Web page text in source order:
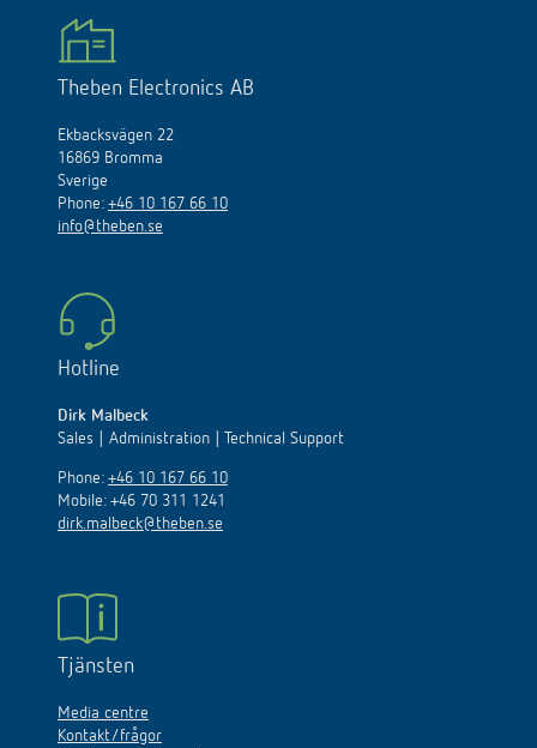
Theben Electronics AB
Ekbacksvägen 22
16869 Bromma
Sverige
Phone: +46 10 167 66 10
info@theben.se
Hotline
Dirk Malbeck
Sales | Administration | Technical Support
Phone: +46 10 167 66 10
Mobile: +46 70 311 1241
dirk.malbeck@theben.se
Tjänsten
Media centre
Kontakt/frågor